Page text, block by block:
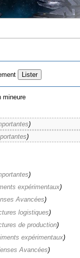
mineure
)
)
)
expérimentaux)
Avancées)
logistiques)
de production)
expérimentaux)
Avancées)